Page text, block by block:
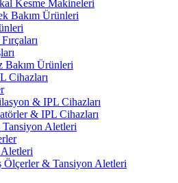
Kesme Makineleri
Bakım Ürünleri
Bakım Ürünleri
Cihazları
& IPL Cihazları
& IPL Cihazları
Aletleri
Ölçerler & Tansiyon Aletleri